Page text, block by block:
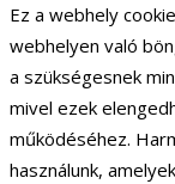
Ez a webhely
webhelyen való
a szükségesnek
mivel ezek
működéséhez.
használunk,